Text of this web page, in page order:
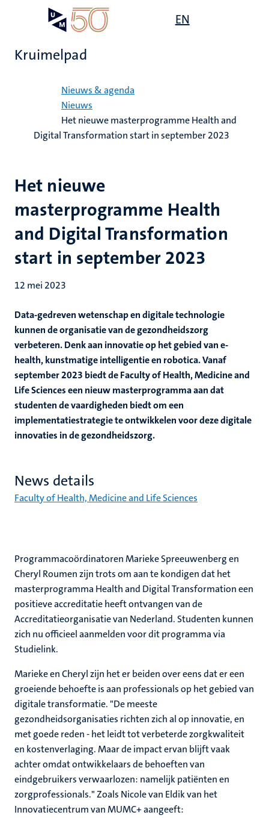
EN
Kruimelpad
Nieuws & agenda
Nieuws
Het nieuwe masterprogramme Health and
Digital Transformation start in september 2023
Het nieuwe
masterprogramme Health
and Digital Transformation
start in september 2023
12 mei 2023
Data-gedreven wetenschap en digitale technologie
kunnen de organisatie van de gezondheidszorg
verbeteren. Denk aan innovatie op het gebied van e-
health, kunstmatige intelligentie en robotica. Vanaf
september 2023 biedt de Faculty of Health, Medicine and
Life Sciences een nieuw masterprogramma aan dat
studenten de vaardigheden biedt om een
implementatiestrategie te ontwikkelen voor deze digitale
innovaties in de gezondheidszorg.
News details
Faculty of Health, Medicine and Life Sciences
Programmacoördinatoren Marieke Spreeuwenberg en
Cheryl Roumen zijn trots om aan te kondigen dat het
masterprogramma Health and Digital Transformation een
positieve accreditatie heeft ontvangen van de
Accreditatieorganisatie van Nederland. Studenten kunnen
zich nu officieel aanmelden voor dit programma via
Studielink.
Marieke en Cheryl zijn het er beiden over eens dat er een
groeiende behoefte is aan professionals op het gebied van
digitale transformatie. "De meeste
gezondheidsorganisaties richten zich al op innovatie, en
met goede reden - het leidt tot verbeterde zorgkwaliteit
en kostenverlaging. Maar de impact ervan blijft vaak
achter omdat ontwikkelaars de behoeften van
eindgebruikers verwaarlozen: namelijk patiënten en
zorgprofessionals." Zoals Nicole van Eldik van het
Innovatiecentrum van MUMC+ aangeeft: